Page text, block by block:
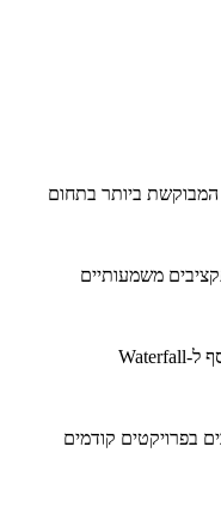
משמעותיים
בפרויקטים קודמים